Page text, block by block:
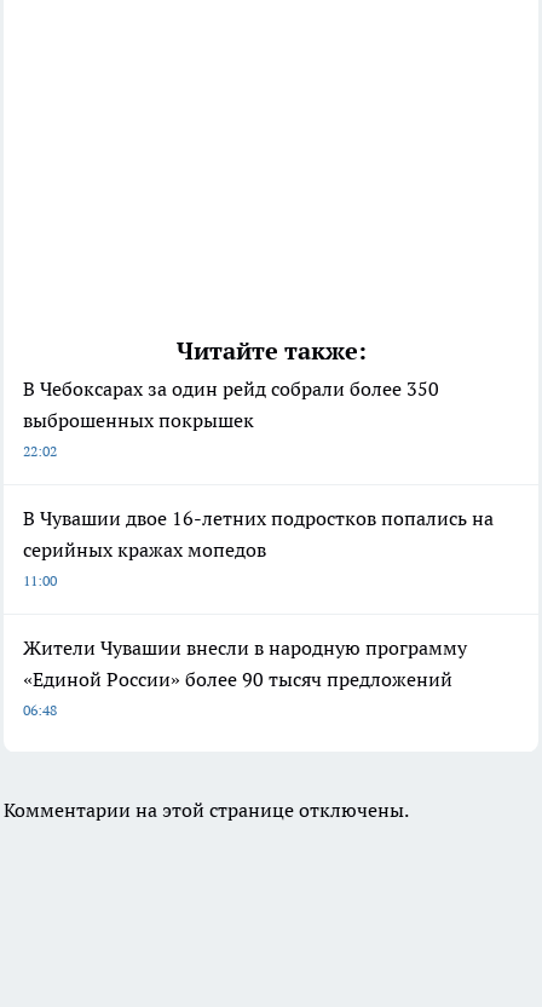
Читайте также:
В Чебоксарах за один рейд собрали более 350
выброшенных покрышек
22:02
В Чувашии двое 16-летних подростков попались на
серийных кражах мопедов
11:00
Жители Чувашии внесли в народную программу
«Единой России» более 90 тысяч предложений
06:48
Комментарии на этой странице отключены.